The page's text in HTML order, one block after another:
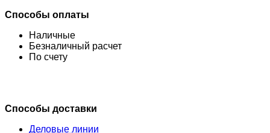
Способы оплаты
Наличные
Безналичный расчет
По счету
Способы доставки
Деловые линии